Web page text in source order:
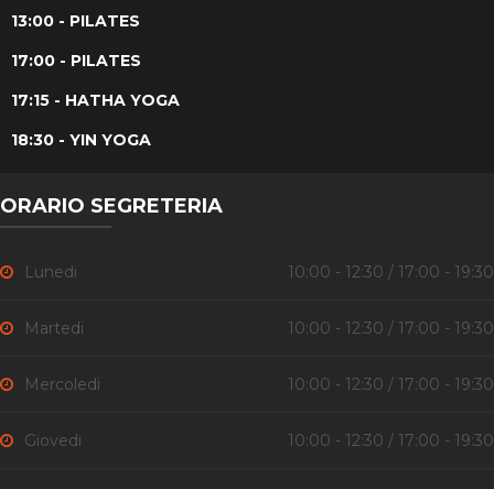
13:00 - PILATES
17:00 - PILATES
17:15 - HATHA YOGA
18:30 - YIN YOGA
ORARIO SEGRETERIA
Lunedi 10:00 - 12:30 / 17:00 - 19:30
Martedi 10:00 - 12:30 / 17:00 - 19:30
Mercoledi 10:00 - 12:30 / 17:00 - 19:30
Giovedi 10:00 - 12:30 / 17:00 - 19:30